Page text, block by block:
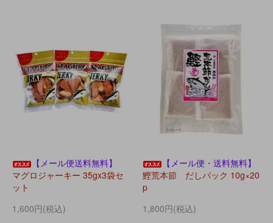
【メール便送料無料】
マグロジャーキー 35gx3袋セ
ット
1,600円(税込)
【メール便・送料無料】
鰹荒本節 だしパック 10g×20
p
1,800円(税込)